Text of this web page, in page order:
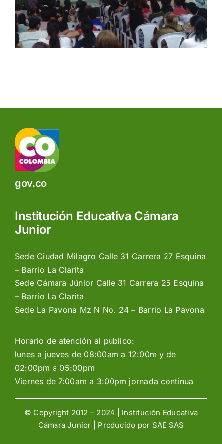
gov.co
Institución Educativa Cámara
Junior
Sede Ciudad Milagro Calle 31 Carrera 27 Esquina
– Barrio La Clarita
Sede Cámara Júnior Calle 31 Carrera 25 Esquina
– Barrio La Clarita
Sede La Pavona Mz N No. 24 – Barrio La Pavona
Horario de atención al público:
lunes a jueves de 08:00am a 12:00m y de
02:00pm a 05:00pm
Viernes de 7:00am a 3:00pm jornada continua
© Copyright 2012 – 2024 | Institución Educativa
Cámara Junior | Producido por SAE SAS